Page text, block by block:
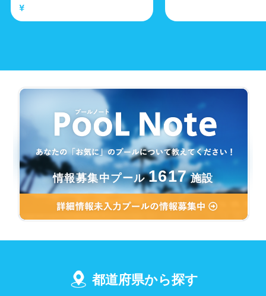
情報募集中プール 1617 施設
都道府県から探す